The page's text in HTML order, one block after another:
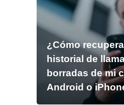
¿Cómo
historial de
borradas de mi
Android o